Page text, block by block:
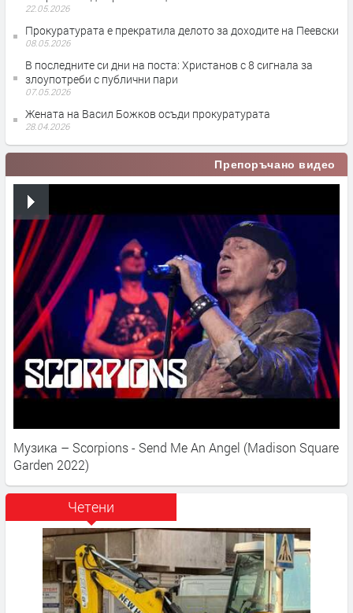
22.05.2026
Прокуратурата е прекратила делото за доходите на Пеевски
08.05.2026
В последните си дни на поста: Христанов с 8 сигнала за
злоупотреби с публични пари
07.05.2026
Жената на Васил Божков осъди прокуратурата
28.04.2026
Препоръчано видео
Музика – Scorpions - Send Me An Angel (Madison Square
Garden 2022)
Четени